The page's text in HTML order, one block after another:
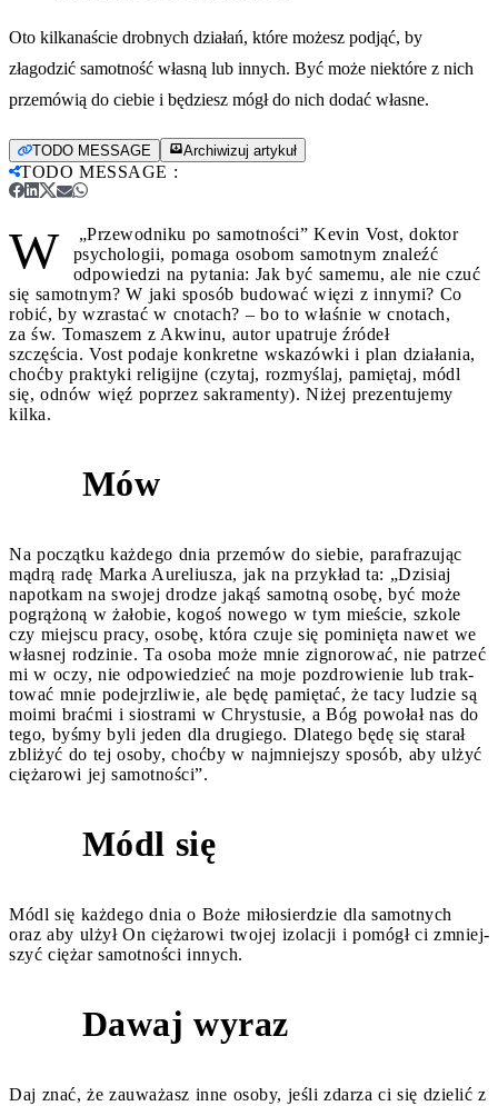
Oto kilkanaście drobnych działań, które możesz podjąć, by
złagodzić samotność własną lub innych. Być może niektóre z nich
przemówią do ciebie i będziesz mógł do nich dodać własne.
TODO MESSAGE Archiwizuj artykuł
TODO MESSAGE :
W
„Przewodniku po samotności” Kevin Vost, doktor
psychologii, pomaga osobom samotnym znaleźć
odpowiedzi na pytania: Jak być samemu, ale nie czuć
się samotnym? W jaki sposób budować więzi z innymi? Co
robić, by wzrastać w cnotach? – bo to właśnie w cnotach,
za św. Tomaszem z Akwinu, autor upatruje źródeł
szczęścia. Vost podaje konkretne wskazówki i plan działania,
choćby praktyki religijne (czytaj, rozmyślaj, pamiętaj, módl
się, odnów więź poprzez sakramenty). Niżej prezentujemy
kilka.
Mów
Na początku każdego dnia przemów do siebie, parafrazując
mądrą radę Marka Aureliusza, jak na przykład ta: „Dzisiaj
napotkam na swojej drodze jakąś samotną osobę, być może
pogrążoną w żałobie, kogoś nowego w tym mieście, szkole
czy miejscu pracy, osobę, która czuje się pominięta nawet we
własnej rodzinie. Ta osoba może mnie zignorować, nie patrzeć
mi w oczy, nie odpowiedzieć na moje pozdrowienie lub trak­
tować mnie podejrzliwie, ale będę pamiętać, że tacy ludzie są
moimi braćmi i siostrami w Chrystusie, a Bóg powołał nas do
tego, byśmy byli jeden dla drugiego. Dlatego będę się starał
zbliżyć do tej osoby, choćby w najmniejszy sposób, aby ulżyć
ciężarowi jej samotności”.
Módl się
Módl się każdego dnia o Boże miłosierdzie dla samotnych
oraz aby ulżył On ciężarowi twojej izolacji i pomógł ci zmniej­
szyć ciężar samotności innych.
Dawaj wyraz
Daj znać, że zauważasz inne osoby, jeśli zdarza ci się dzielić z